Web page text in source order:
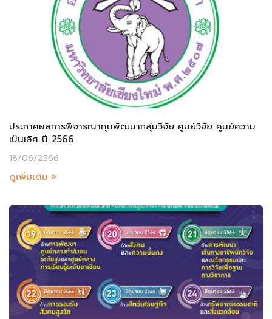
ประกาศผลการพิจารณาทุนพัฒนากลุ่มวิจัย ศูนย์วิจัย ศูนย์ความ
เป็นเลิศ ปี 2566
18/06/2566
ดูเพิ่มเติม »